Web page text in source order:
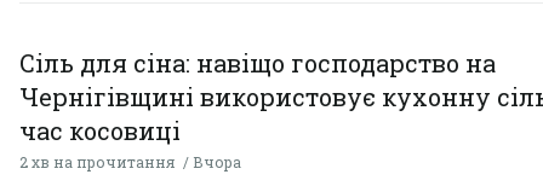
Сіль для сіна: навіщо господарство на
Чернігівщині використовує кухонну
час косовиці
2 хв на прочитання Вчора